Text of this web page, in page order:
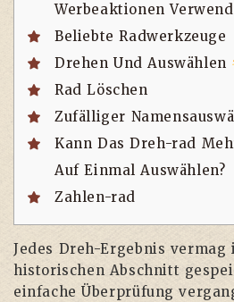
Werbeaktionen
Beliebte Radwerkzeuge
Drehen Und Auswählen
Rad Löschen
Zufälliger
Kann Das Dreh-rad
Auf Einmal Auswählen?
Zahlen-rad
Jedes Dreh-Ergebnis
historischen Abschnitt
einfache Überprüfung